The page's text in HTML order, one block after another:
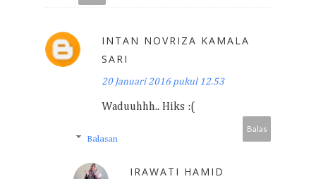
INTAN NOVRIZA KAMALA
SARI
20 Januari 2016 pukul 12.53
Waduuhhh.. Hiks :(
Balas
Balasan
IRAWATI HAMID